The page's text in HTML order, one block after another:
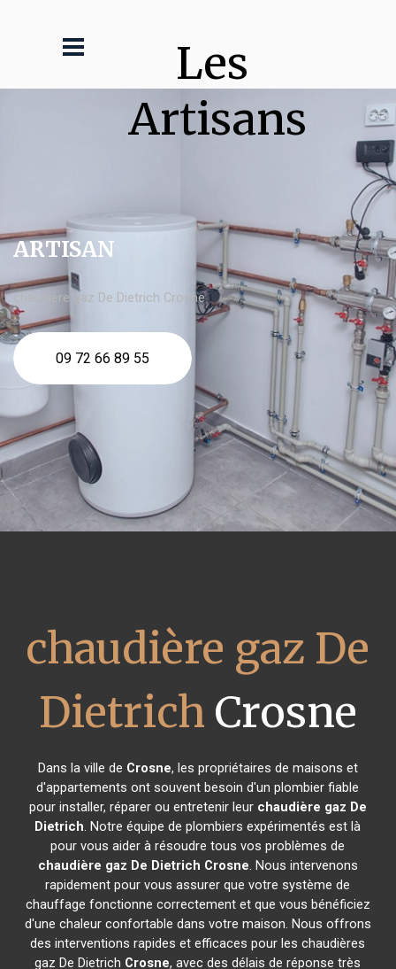
Les
Artisans
ARTISAN
chaudière gaz De Dietrich Crosne
09 72 66 89 55
chaudière gaz De
Dietrich Crosne
Dans la ville de Crosne, les propriétaires de maisons et
d'appartements ont souvent besoin d'un plombier fiable
pour installer, réparer ou entretenir leur chaudière gaz De
Dietrich. Notre équipe de plombiers expérimentés est là
pour vous aider à résoudre tous vos problèmes de
chaudière gaz De Dietrich Crosne. Nous intervenons
rapidement pour vous assurer que votre système de
chauffage fonctionne correctement et que vous bénéficiez
d'une chaleur confortable dans votre maison. Nous offrons
des interventions rapides et efficaces pour les chaudières
gaz De Dietrich Crosne, avec des délais de réponse très